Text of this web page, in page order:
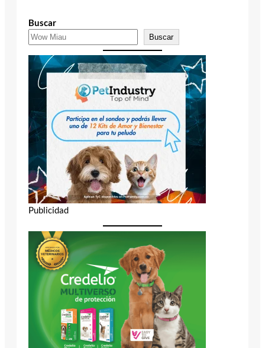
Buscar
Buscar
Publicidad